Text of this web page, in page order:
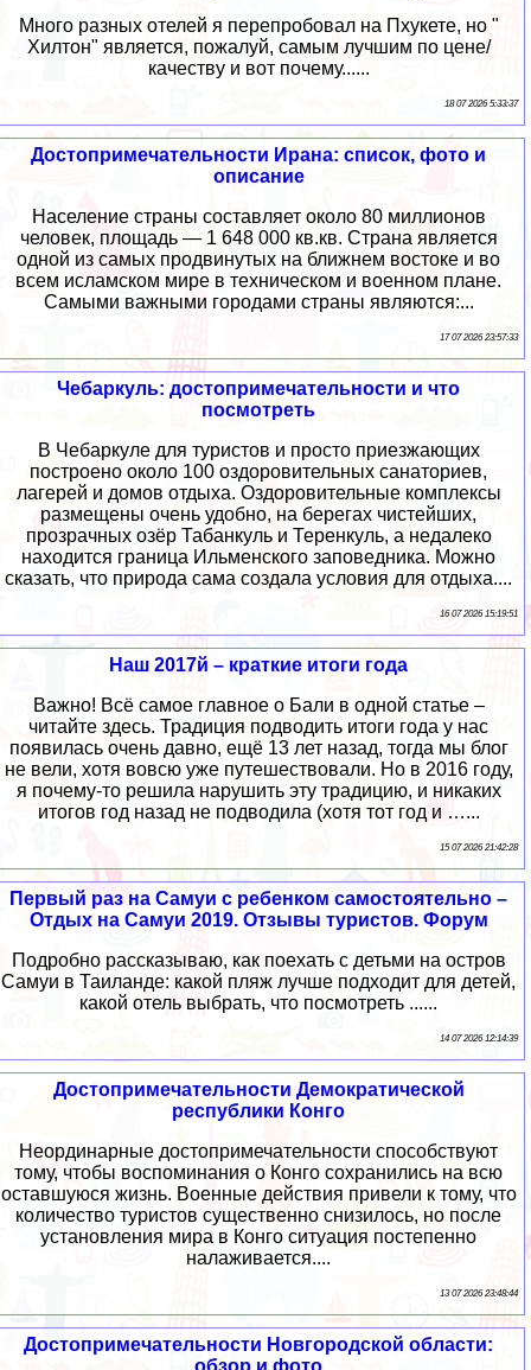
Много разных отелей я перепробовал на Пхукете, но "
Хилтон" является, пожалуй, самым лучшим по цене/
качеству и вот почему......
18 07 2026 5:33:37
Достопримечательности Ирана: список, фото и
описание
Население страны составляет около 80 миллионов
человек, площадь — 1 648 000 кв.кв. Страна является
одной из самых продвинутых на ближнем востоке и во
всем исламском мире в техническом и военном плане.
Самыми важными городами страны являются:...
17 07 2026 23:57:33
Чебаркуль: достопримечательности и что
посмотреть
В Чебаркуле для туристов и просто приезжающих
построено около 100 оздоровительных санаториев,
лагерей и домов отдыха. Оздоровительные комплексы
размещены очень удобно, на берегах чистейших,
прозрачных озёр Табанкуль и Теренкуль, а недалеко
находится граница Ильменского заповедника. Можно
сказать, что природа сама создала условия для отдыха....
16 07 2026 15:19:51
Наш 2017й – краткие итоги года
Важно! Всё самое главное о Бали в одной статье –
читайте здесь. Традиция подводить итоги года у нас
появилась очень давно, ещё 13 лет назад, тогда мы блог
не вели, хотя вовсю уже путешествовали. Но в 2016 году,
я почему-то решила нарушить эту традицию, и никаких
итогов год назад не подводила (хотя тот год и …...
15 07 2026 21:42:28
Первый раз на Самуи с ребенком самостоятельно –
Отдых на Самуи 2019. Отзывы туристов. Форум
Подробно рассказываю, как поехать с детьми на остров
Самуи в Таиланде: какой пляж лучше подходит для детей,
какой отель выбрать, что посмотреть ......
14 07 2026 12:14:39
Достопримечательности Демократической
республики Конго
Неординарные достопримечательности способствуют
тому, чтобы воспоминания о Конго сохранились на всю
оставшуюся жизнь. Военные действия привели к тому, что
количество туристов существенно снизилось, но после
установления мира в Конго ситуация постепенно
налаживается....
13 07 2026 23:48:44
Достопримечательности Новгородской области: